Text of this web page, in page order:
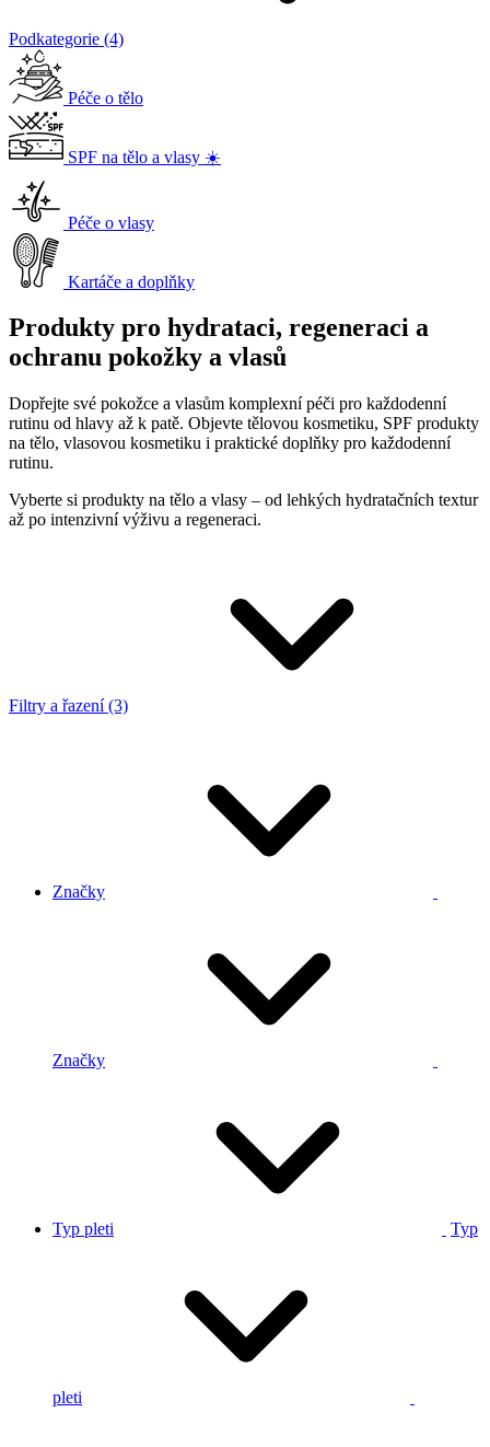
Podkategorie (4)
Péče o tělo
SPF na tělo a vlasy ☀️
Péče o vlasy
Kartáče a doplňky
Produkty pro hydrataci, regeneraci a
ochranu pokožky a vlasů
Dopřejte své pokožce a vlasům komplexní péči pro každodenní
rutinu od hlavy až k patě. Objevte tělovou kosmetiku, SPF produkty
na tělo, vlasovou kosmetiku i praktické doplňky pro každodenní
rutinu.
Vyberte si produkty na tělo a vlasy – od lehkých hydratačních textur
až po intenzivní výživu a regeneraci.
Filtry a řazení (3)
Značky
Značky
Typ pleti Typ
pleti